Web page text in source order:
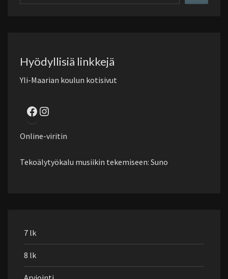
sivustolta
Hyödyllisiä linkkejä
Yli-Maarian koulun kotisivut
Facebook
Instagram
Online-viritin
Tekoälytyökalu musiikin tekemiseen: Suno
7 lk
8 lk